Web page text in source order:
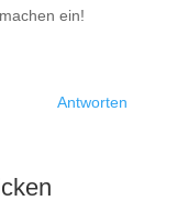
ein!
Antworten